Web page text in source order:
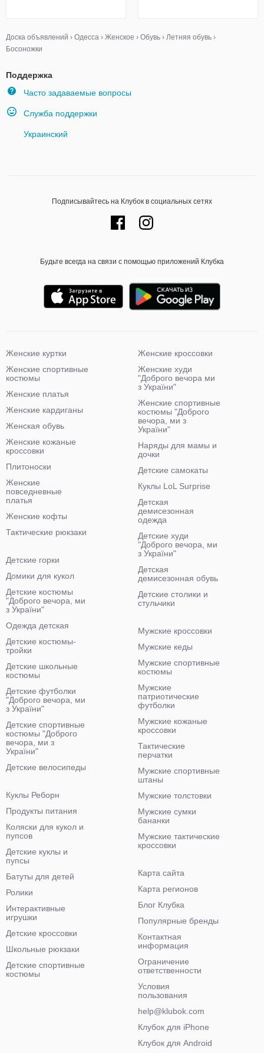
Доска объявлений › Одесса › Женское › Обувь › Летняя обувь ›
Босоножки
Поддержка
Часто задаваемые вопросы
Служба поддержки
Украинский
Подписывайтесь на Клубок в социальных сетях
Будьте всегда на связи с помощью приложений Клубка
Женские куртки
Женские спортивные
костюмы
Женские платья
Женские кардиганы
Женская обувь
Женские кожаные
кроссовки
Плитоноски
Женские
повседневные
платья
Женские кофты
Тактические рюкзаки
Женские кроссовки
Женские худи
"Доброго вечора ми
з України"
Женские спортивные
костюмы "Доброго
вечора, ми з
України"
Наряды для мамы и
дочки
Детские самокаты
Куклы LoL Surprise
Детская
демисезонная
одежда
Детские худи
"Доброго вечора, ми
з України"
Детская
демисезонная обувь
Детские столики и
стульчики
Детские горки
Домики для кукол
Детские костюмы
"Доброго вечора, ми
з України"
Одежда детская
Детские костюмы-
тройки
Детские школьные
костюмы
Детские футболки
"Доброго вечора, ми
з України"
Детские спортивные
костюмы "Доброго
вечора, ми з
України"
Детские велосипеды
Мужские кроссовки
Мужские кеды
Мужские спортивные
костюмы
Мужские
патриотические
футболки
Мужские кожаные
кроссовки
Тактические
перчатки
Мужские спортивные
штаны
Мужские толстовки
Мужские сумки
бананки
Мужские тактические
кроссовки
Куклы Реборн
Продукты питания
Коляски для кукол и
пупсов
Детские куклы и
пупсы
Батуты для детей
Ролики
Интерактивные
игрушки
Детские кроссовки
Школьные рюкзаки
Детские спортивные
костюмы
Карта сайта
Карта регионов
Блог Клубка
Популярные бренды
Контактная
информация
Ограничение
ответственности
Условия
пользования
help@klubok.com
Клубок для iPhone
Клубок для Android